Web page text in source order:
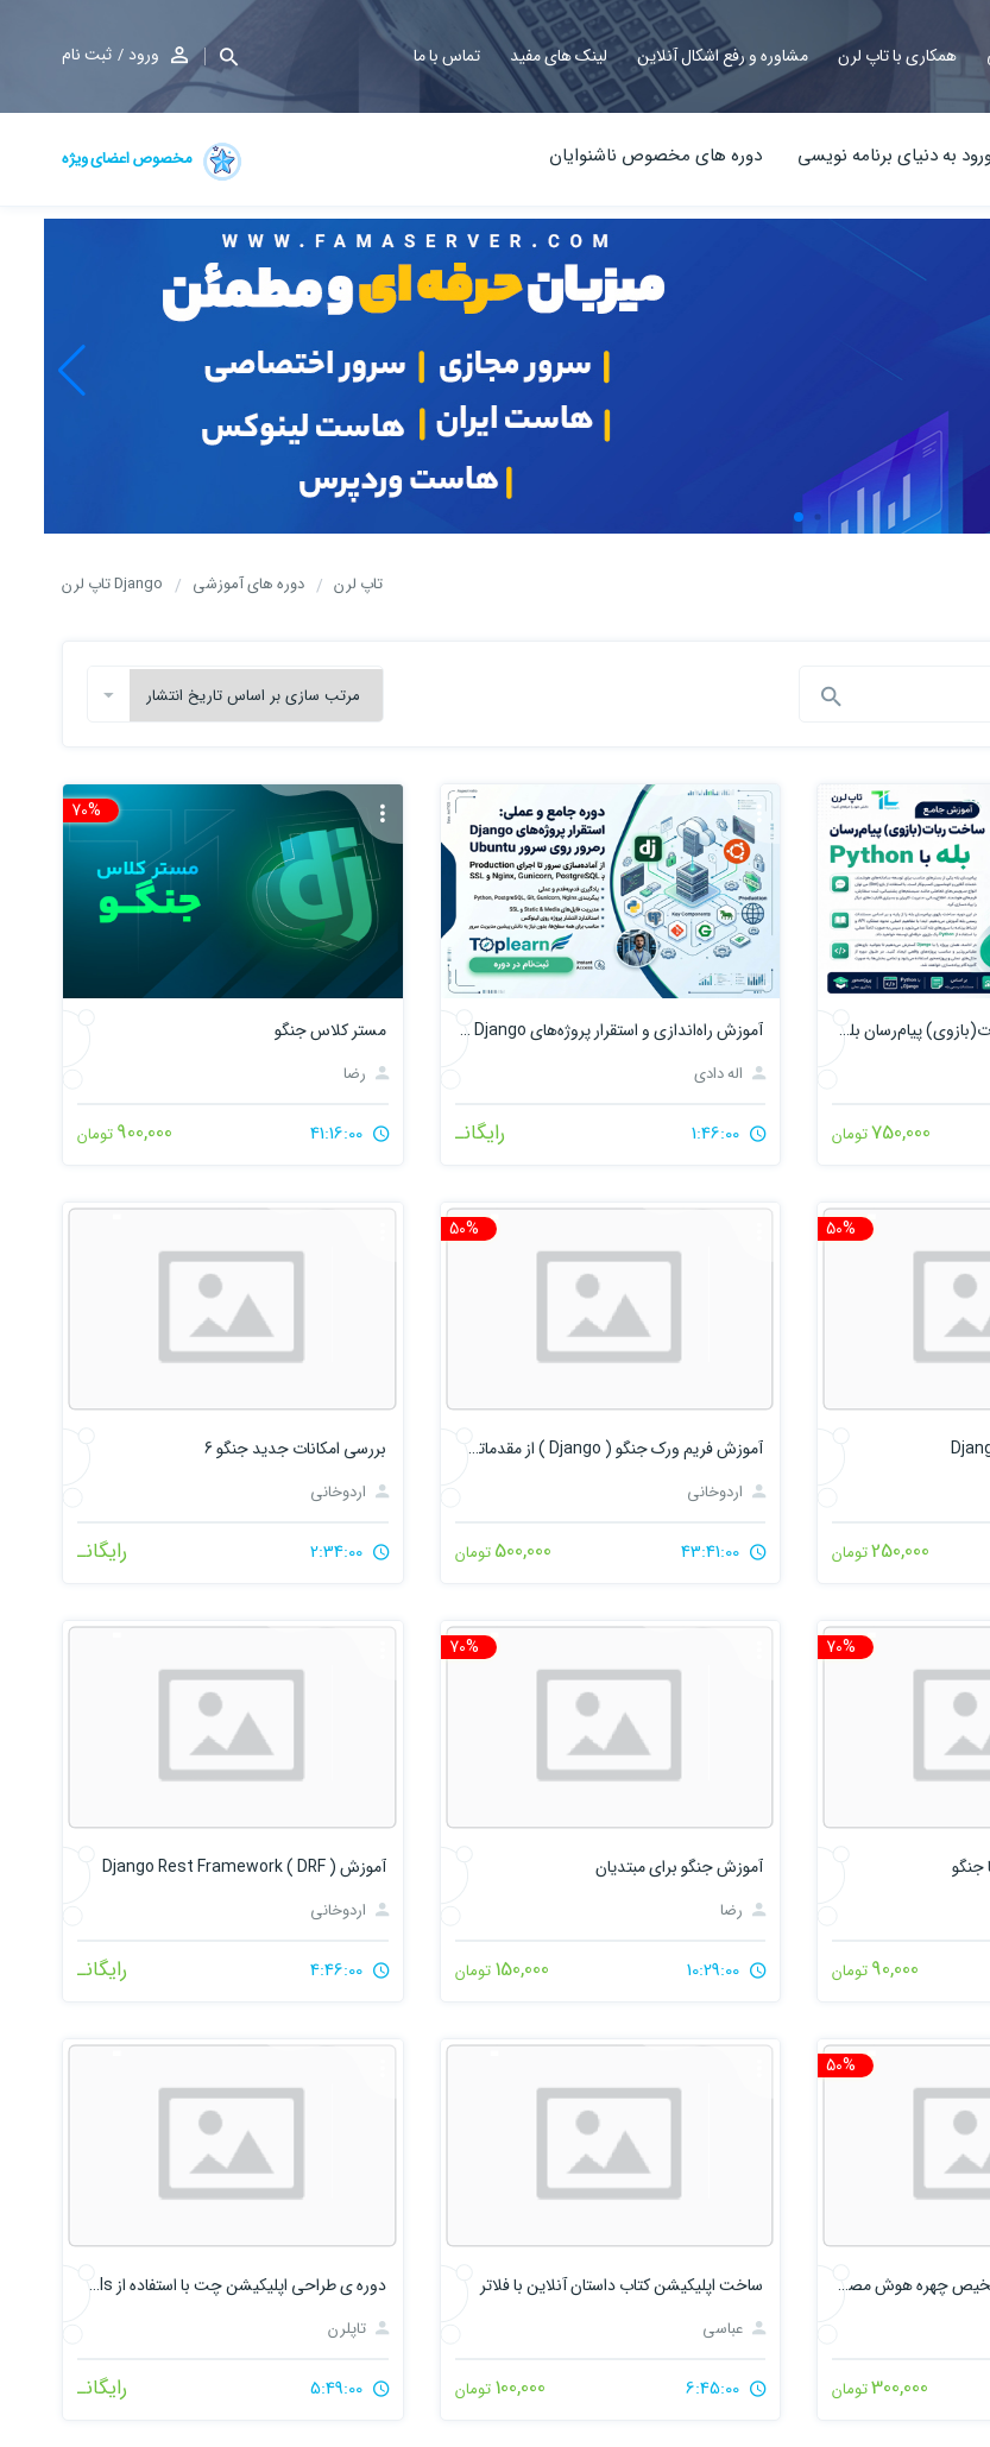
همکاری با تاپ لرن مشاوره و رفع اشکال آنلاین لینک های مفید تماس با ما ورود ثبت نام
به دنیای برنامه نویسی دوره های مخصوص ناشنوایان مخصوص اعضای ویژه
تاپ لرن دوره های آموزشی Django تاپ لرن
آموزش جامع ساخت ربات(بازوی) پیام‌رسان بله با Python
750,000تومان
آموزش راه‌اندازی و استقرار پروژه‌های Django روی سرور Ubuntu
اله دادی
رایگانـ
70%
مستر کلاس جنگو
رضا
41:16:00
900,000تومان
50%
250,000تومان
50%
آموزش فریم ورک جنگو ( Django ) از مقدماتی تا پیشرفته
اردوخانی
500,000تومان
بررسی امکانات جدید جنگو 6
اردوخانی
2:34:00 رایگانـ
70%
90,000تومان
70%
آموزش جنگو برای مبتدیان
رضا
150,000تومان
آموزش Django Rest Framework ( DRF )
اردوخانی
4:46:00 رایگانـ
50%
پیاده سازی الگوریتم تشخیص چهره هوش مصنوعی در وب با Django و Open CV
300,000تومان
ساخت اپلیکیشن کتاب داستان آنلاین با فلاتر
عباسی
100,000تومان
دوره ی طراحی اپلیکیشن چت با استفاده از Django Channels
تاپلرن
5:49:00 رایگانـ